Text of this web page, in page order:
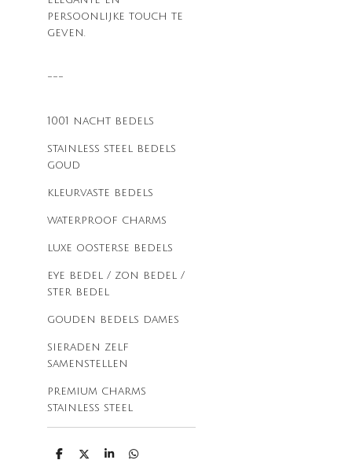
persoonlijke touch te
geven.
---
1001 nacht bedels
stainless steel bedels
goud
kleurvaste bedels
waterproof charms
luxe oosterse bedels
eye bedel / zon bedel /
ster bedel
gouden bedels dames
sieraden zelf
samenstellen
premium charms
stainless steel